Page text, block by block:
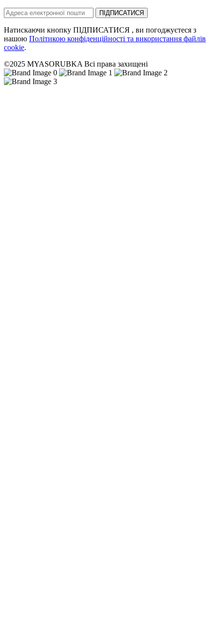
ПІДПИСАТИСЯ
Натискаючи кнопку ПІДПИСАТИСЯ , ви погоджуєтеся з
нашою Політикою конфіденційності та використання файлів
cookie.
©2025 MYASORUBKA Всі права захищені